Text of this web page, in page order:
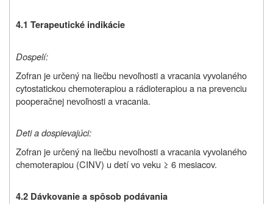
4.1 Terapeutické indikácie
Dospelí:
Zofran je určený na liečbu nevoľnosti a vracania vyvolaného
cytostatickou chemoterapiou a rádioterapiou a na prevenciu
pooperačnej nevoľnosti a vracania.
Deti a dospievajúci:
Zofran je určený na liečbu nevoľnosti a vracania vyvolaného
chemoterapiou (CINV) u detí vo veku ≥ 6 mesiacov.
4.2 Dávkovanie a spôsob podávania